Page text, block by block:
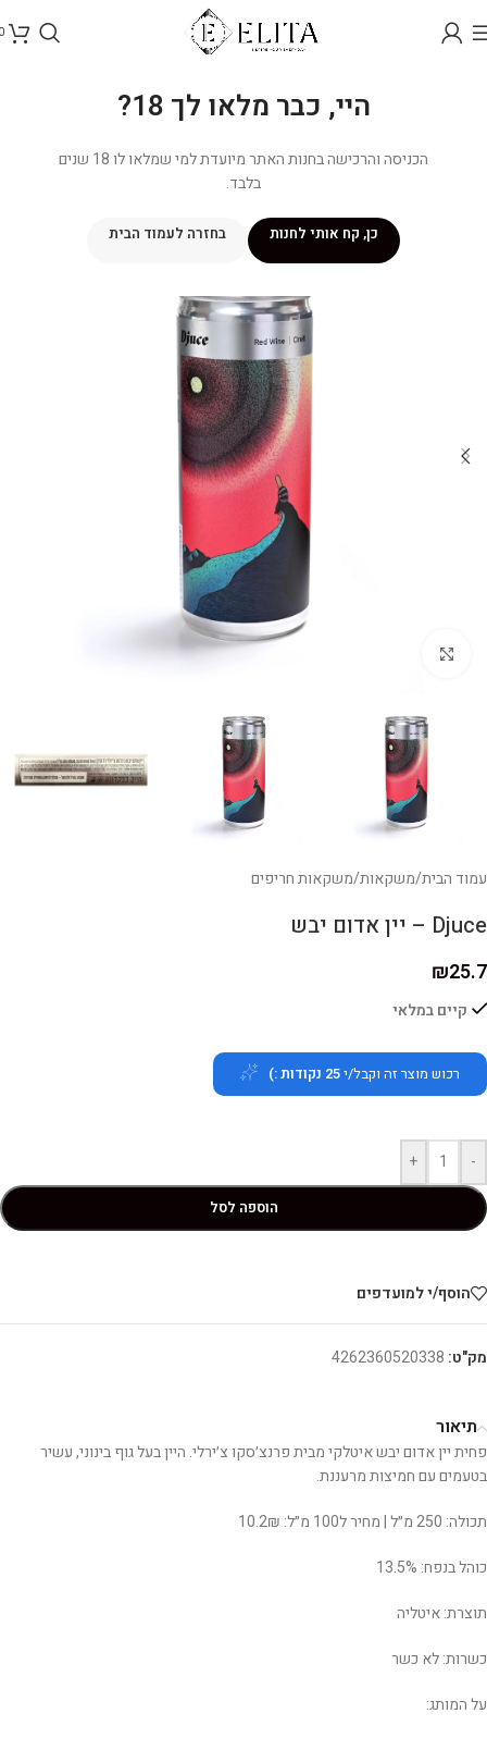
היי, כבר מלאו לך 18?
הכניסה והרכישה בחנות האתר מיועדת למי שמלאו לו 18 שנים
בלבד.
כן, קח אותי לחנות בחזרה לעמוד הבית
עמוד הבית/משקאות/משקאות חריפים
Djuce – יין אדום יבש
₪25.7
קיים במלאי
רכוש מוצר זה וקבל/י25 נקודות :)
-
+
הוספה לסל
הוסף/י למועדפים
מק"ט: 4262360520338
תיאור
פחית יין אדום יבש איטלקי מבית פרנצ׳סקו צ׳ירלי. היין בעל גוף בינוני, עשיר
בטעמים עם חמיצות מרעננת.
תכולה: 250 מ״ל | מחיר ל100 מ״ל: 10.2₪
כוהל בנפח: 13.5%
תוצרת: איטליה
כשרות: לא כשר
על המותג: